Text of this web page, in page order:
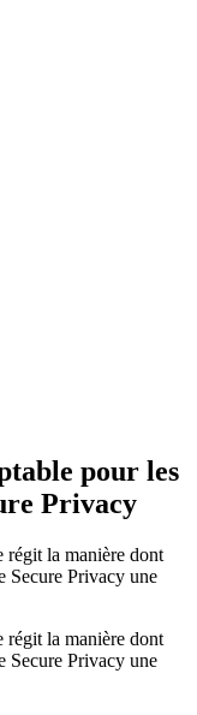
pour les
Privacy
régit la manière dont
Secure Privacy une
régit la manière dont
Secure Privacy une